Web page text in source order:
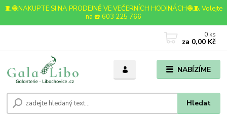
🧵🧶NAKUPTE SI NA PRODEJNĚ VE VEČERNÍCH HODINÁCH🧶🧵 Volejte
na ☎️ 603 225 766
NABÍZÍME
Hledat
0 ks
za 0,00 Kč